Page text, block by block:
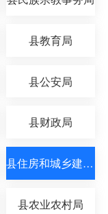
县教育局
县公安局
县财政局
县住房和城乡建设局
县农业农村局